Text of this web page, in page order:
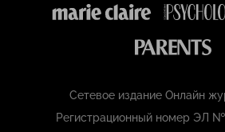
Сетевое издание Онлайн
Регистрационный номер ЭЛ